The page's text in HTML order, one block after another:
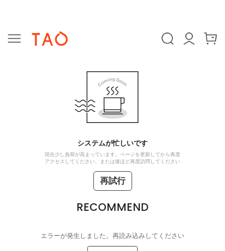
システムが忙しいです
現在少し負荷が高まっています。ページを更新してから再度
アクセスしてください、または後ほど再度訪問してください
再試行
RECOMMEND
エラーが発生しました。再読み込みしてください